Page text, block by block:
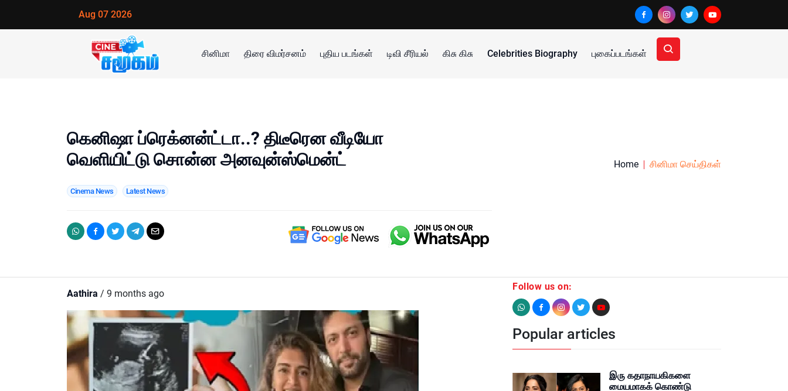
Aug 07 2026
சினிமா திரை விமர்சனம் புதிய படங்கள் டிவி சீரியல் கிசு கிசு Celebrities Biography புகைப்படங்கள்
கெனிஷா ப்ரெக்னன்ட்டா..? திடீரென வீடியோ
வெளியிட்டு சொன்ன அனவுன்ஸ்மென்ட்
Cinema News Latest News
Home சினிமா செய்திகள்
Aathira / 9 months ago
Follow us on:
Popular articles
இரு கதாநாயகிகளை
மையமாகக் கொண்டு